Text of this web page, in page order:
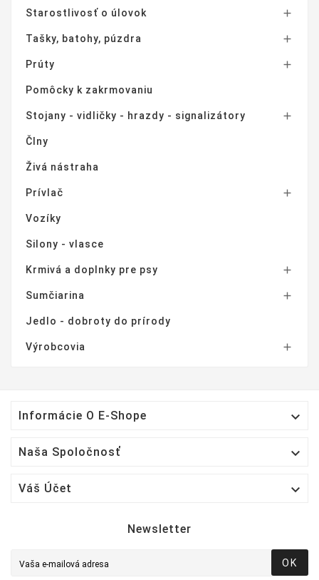
Starostlivosť o úlovok 
Tašky, batohy, púzdra 
Prúty 
Pomôcky k zakrmovaniu
Stojany - vidličky - hrazdy - signalizátory 
Člny
Živá nástraha
Prívlač 
Vozíky
Silony - vlasce
Krmivá a doplnky pre psy 
Sumčiarina 
Jedlo - dobroty do prírody
Výrobcovia 
Informácie O E-Shope 
Naša Spoločnosť 
Váš Účet 
Newsletter
OK